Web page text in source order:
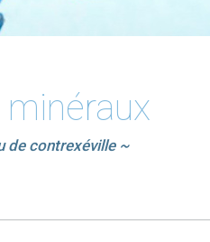
de contrexéville ~